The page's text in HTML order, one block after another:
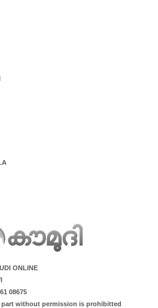
ONLINE
08675
without permission is prohibitted